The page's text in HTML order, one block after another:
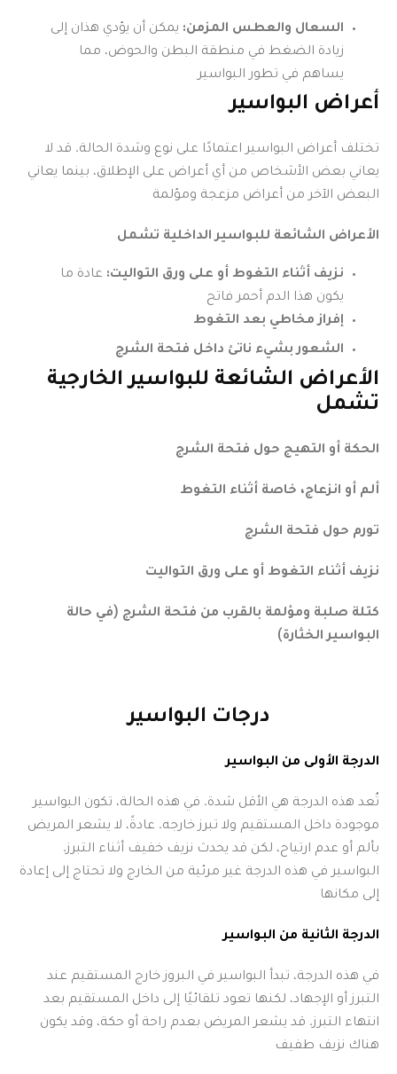
السعال والعطس المزمن: يمكن أن يؤدي هذان إلى
زيادة الضغط في منطقة البطن والحوض، مما
يساهم في تطور البواسير
أعراض البواسير
تختلف أعراض البواسير اعتمادًا على نوع وشدة الحالة. قد لا
يعاني بعض الأشخاص من أي أعراض على الإطلاق، بينما يعاني
البعض الآخر من أعراض مزعجة ومؤلمة
الأعراض الشائعة للبواسير الداخلية تشمل
نزيف أثناء التغوط أو على ورق التواليت: عادة ما
يكون هذا الدم أحمر فاتح
إفراز مخاطي بعد التغوط
الشعور بشيء ناتئ داخل فتحة الشرج
الأعراض الشائعة للبواسير الخارجية
تشمل
الحكة أو التهيج حول فتحة الشرج
ألم أو انزعاج، خاصة أثناء التغوط
تورم حول فتحة الشرج
نزيف أثناء التغوط أو على ورق التواليت
كتلة صلبة ومؤلمة بالقرب من فتحة الشرج (في حالة
البواسير الخثارة)
درجات البواسير
الدرجة الأولى من البواسير
تُعد هذه الدرجة هي الأقل شدة. في هذه الحالة، تكون البواسير
موجودة داخل المستقيم ولا تبرز خارجه. عادةً، لا يشعر المريض
بألم أو عدم ارتياح، لكن قد يحدث نزيف خفيف أثناء التبرز.
البواسير في هذه الدرجة غير مرئية من الخارج ولا تحتاج إلى إعادة
إلى مكانها
الدرجة الثانية من البواسير
في هذه الدرجة، تبدأ البواسير في البروز خارج المستقيم عند
التبرز أو الإجهاد، لكنها تعود تلقائيًا إلى داخل المستقيم بعد
انتهاء التبرز. قد يشعر المريض بعدم راحة أو حكة، وقد يكون
هناك نزيف طفيف